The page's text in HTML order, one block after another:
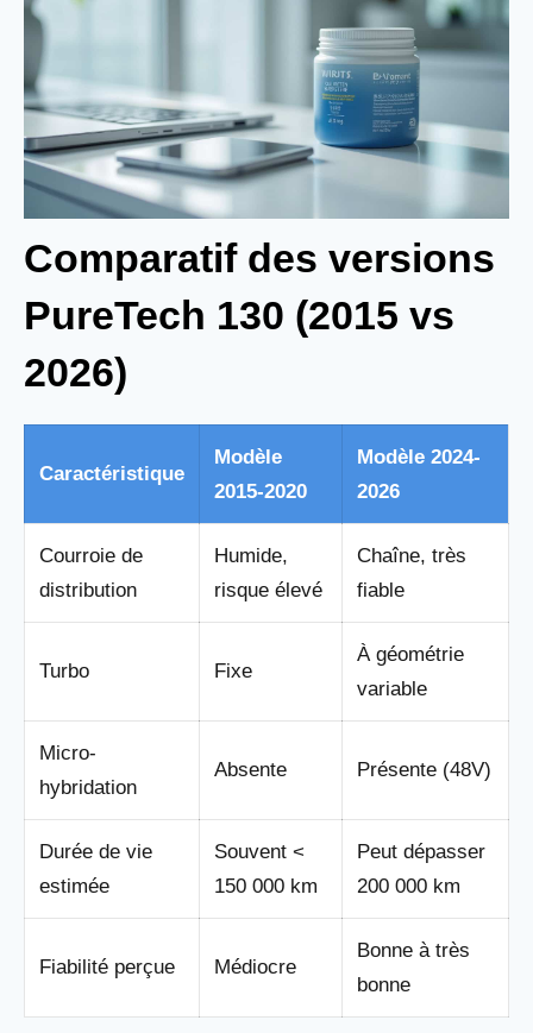
Comparatif des versions
PureTech 130 (2015 vs
2026)
Caractéristique
Modèle
2015-2020
Modèle 2024-
2026
Courroie de
distribution
Humide,
risque élevé
Chaîne, très
fiable
Turbo Fixe
À géométrie
variable
Micro-
hybridation
Absente Présente (48V)
Durée de vie
estimée
Souvent <
150 000 km
Peut dépasser
200 000 km
Fiabilité perçue Médiocre
Bonne à très
bonne